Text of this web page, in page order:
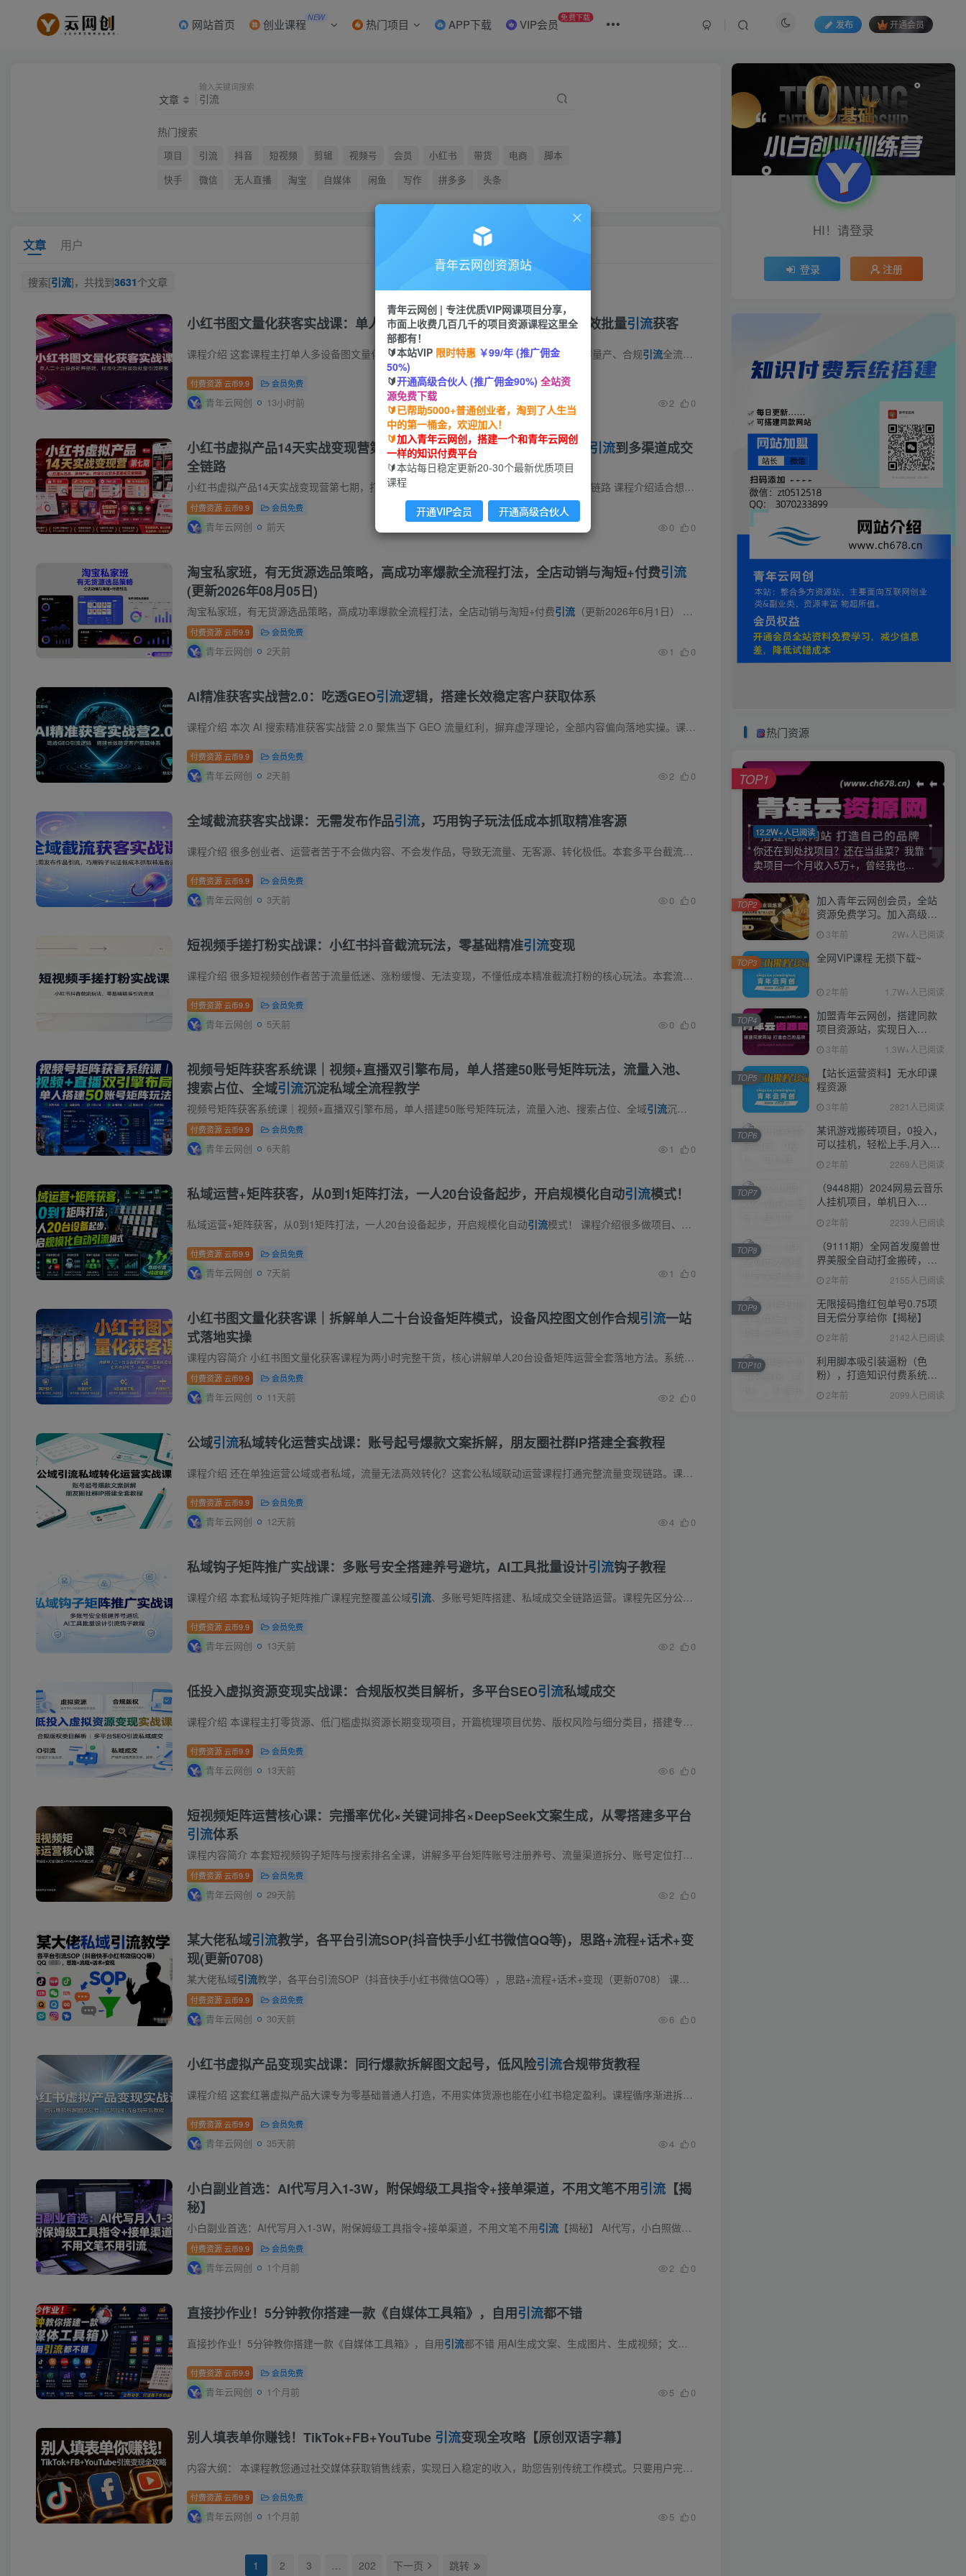
网站首页 创业课程 NEW 热门项目 APP下载 VIP会员 免费下载
发布 开通会员
文章
输入关键词搜索
热门搜索
项目 引流 抖音 短视频 剪辑 视频号 会员 小红书 带货 电商
脚本
快手
微信 无人直播 淘宝 自媒体 闲鱼 写作 拼多多 头条
文章 用户
搜索[引流]，共找到3631个文章
小红书图文量化获客实战课：单人二十台设备矩阵搭建，标准化流程高效批量引流获客
课程介绍 这套课程主打单人多设备图文量化获客模式，围绕账号矩阵搭建、风控养号、内容量产、合规引流全流程讲解落地方法。课程详细讲解单人 20 台设备矩阵搭建方案，普及一机一号一网络、手机 ...
付费资源 云币9.9 会员免费
青年云网创 13小时前 2 0
小红书虚拟产品14天实战变现营第七期，打通从选品、原创产品、内容 引流到多渠道成交
全链路
小红书虚拟产品14天实战变现营第七期，打通从选品、原创产品、内容 到多渠道成交全链路 课程介绍适合想依托小红书做轻资产虚拟产品、搭建个人变现赛道的普通人。整套体系以AI为核心生产力，...
付费资源 云币9.9 会员免费
青年云网创 前天 0 0
淘宝私家班，有无货源选品策略，高成功率爆款全流程打法，全店动销与淘短+付费引流
(更新2026年08月05日)
淘宝私家班，有无货源选品策略，高成功率爆款全流程打法，全店动销与淘短+付费引流 （更新2026年6月1日） 课程介绍：6月日重磅更新！：无界推广系统策略实操26年最值得学习的，实操拉满每节课都...
付费资源 云币9.9 会员免费
青年云网创 2天前 1 0
AI精准获客实战营2.0：吃透GEO引流逻辑，搭建长效稳定客户获取体系
课程介绍 本次 AI 搜索精准获客实战营 2.0 聚焦当下 GEO 流量红利，摒弃虚浮理论，全部内容偏向落地实操。课程先讲解 GEO 获客底层逻辑与窗口期优势，带领学员搭建专属品牌资料库，借助 AI 分析...
付费资源 云币9.9 会员免费
青年云网创 2天前 2 0
全域截流获客实战课：无需发布作品引流，巧用钩子玩法低成本抓取精准客源
课程介绍 很多创业者、运营者苦于不会做内容、不会发作品，导致无流量、无客源、转化极低。本套多平台截流获客课程主打零作品 引流，仅靠下钩子即可精准获客，全程实
付费资源 云币9.9 会员免费
青年云网创 3天前 0 0
短视频手搓打粉实战课：小红书抖音截流玩法，零基础精准引流变现
课程介绍 很多短视频创作者苦于流量低迷、涨粉缓慢、无法变现，不懂低成本精准截流打粉的核心玩法。本套流打粉手搓打法课程，覆盖小红书、抖音两大主流平台，系统化拆解手搓打粉、流量截流、爆...
付费资源 云币9.9 会员免费
青年云网创 5天前 0 0
视频号矩阵获客系统课｜视频+直播双引擎布局，单人搭建50账号矩阵玩法，流量入池、
搜索占位、全域引流沉淀私域全流程教学
视频号矩阵获客系统课｜视频+直播双引擎布局，单人搭建50账号矩阵玩法，流量入池、搜索占位、全域引流沉淀私域全流程教学 课程介绍多数从业者运营视频号只做单个账号，流量体量小、客源增长缓慢...
付费资源 云币9.9 会员免费
青年云网创 6天前 1 0
私域运营+矩阵获客，从0到1矩阵打法，一人20台设备起步，开启规模化自动引流模式！
私域运营+矩阵获客，从0到1矩阵打法，一人20台设备起步，开启规模化自动引流模式！ 课程介绍很多做项目、做私域、做引流的创业者，最大痛点永远是：流量太少、获客太慢、单人产出低、不会放大规...
付费资源 云币9.9 会员免费
青年云网创 7天前 1 0
小红书图文量化获客课｜拆解单人二十台设备矩阵模式，设备风控图文创作合规引流一站
式落地实操
课程内容简介 小红书图文量化获客课程为两小时完整干货，核心讲解单人20台设备矩阵运营全套落地方法。系统拆解一机一号一网络规范、手机5清、设备选型上号、账号网络隔离等风控操作，分享四种协...
付费资源 云币9.9 会员免费
青年云网创 11天前 2 0
公域引流私域转化运营实战课：账号起号爆款文案拆解，朋友圈社群IP搭建全套教程
课程介绍 还在单独运营公域或者私域，流量无法高效转化？这套公私域联动运营课程打通完整流量变现链路。课程先建立私域底层认知，讲解朋友圈 IP 塑造、社群维护与门店活动策划，分享运营复盘方...
付费资源 云币9.9 会员免费
青年云网创 12天前 4 0
私域钩子矩阵推广实战课：多账号安全搭建养号避坑，AI工具批量设计引流钩子教程
课程介绍 本套私域钩子矩阵推广课程完整覆盖公域引流、多账号矩阵搭建、私域成交全链路运营。课程先区分公域与私域流量价值，讲解三类私域账号布局、设备卡品准备、合规养号与免辅助注册方法，...
付费资源 云币9.9 会员免费
青年云网创 13天前 2 0
低投入虚拟资源变现实战课：合规版权类目解析，多平台SEO引流私域成交
课程介绍 本课程主打零货源、低门槛虚拟资源长期变现项目，开篇梳理项目优势、版权风险与细分类目，搭建专属资源售卖平台。课程完整教授全网需求关键词挖掘、热度分析，打造
付费资源 云币9.9 会员免费
青年云网创 13天前 6 0
短视频矩阵运营核心课：完播率优化×关键词排名×DeepSeek文案生成，从零搭建多平台
引流体系
课程内容简介 本套短视频钩子矩阵与搜索排名全课，讲解多平台矩阵账号注册养号、流量渠道拆分、账号定位打标签；系统教学关键词挖掘、选题筛选、AI批量生成改写文案、多类型视频剪辑制作，拆解...
付费资源 云币9.9 会员免费
青年云网创 29天前 2 0
某大佬私域引流教学，各平台引流SOP(抖音快手小红书微信QQ等)，思路+流程+话术+变
现(更新0708)
某大佬私域引流教学，各平台引流SOP（抖音快手小红书微信QQ等），思路+流程+话术+变现（更新0708） 课程内容：一、抖音私域引流方法1、抖音截流，适合新手的引流技巧!2、十分钟学会截流,日进几...
付费资源 云币9.9 会员免费
青年云网创 30天前 6 0
小红书虚拟产品变现实战课：同行爆款拆解图文起号，低风险引流合规带货教程
课程介绍 这套红薯虚拟产品大课专为零基础普通人打造，不用实体货源也能在小红书稳定盈利。课程循序渐进拆解虚拟资料完整运营逻辑，分享对标同行爆款的高效复刻思路，手把手教学新手第一篇
付费资源 云币9.9 会员免费
青年云网创 35天前 4 0
小白副业首选：AI代写月入1-3W，附保姆级工具指令+接单渠道，不用文笔不用引流 【揭
秘】
小白副业首选：AI代写月入1-3W，附保姆级工具指令+接单渠道，不用文笔不用引流 【揭秘】 AI代写，小白照做就能賺。不用文笔不用引流，工具指令全给你铺好。写文章、演讲稿、PPT，AI全自动出稿。...
付费资源 云币9.9 会员免费
青年云网创 1个月前 2 0
直接抄作业！5分钟教你搭建一款《自媒体工具箱》，自用引流都不错
直接抄作业！5分钟教你搭建一款《自媒体工具箱》，自用引流都不错 用AI生成文案、生成图片、生成视频；文字转语音、音色克隆、声音定制；短视频去水印、文案提取……我相信，做自媒体的，平时都...
付费资源 云币9.9 会员免费
青年云网创 1个月前 5 0
别人填表单你赚钱！TikTok+FB+YouTube 引流变现全攻略【原创双语字幕】
内容大纲： 本课程教您通过社交媒体获取销售线索，实现日入稳定的收入，助您告别传统工作模式。只要用户完成简单的注册或表单填写，您即可获得报酬。 课程将带您精准定位已有资金流动的优质细分...
付费资源 云币9.9 会员免费
青年云网创 1个月前 5 0
1 2 3 … 202 下一页 跳转
HI！请登录
登录 注册
热门资源
12.2W+人已阅读
你还在到处找项目？还在当韭菜？我靠
卖项目一个月收入5万+，曾经我也...
TOP1
加入青年云网创会员，全站
资源免费学习。加入高级合
伙人，推广日入1000+
3年前 2W+人已阅读
TOP2
全网VIP课程 无损下载~
2年前 1.7W+人已阅读
TOP3
加盟青年云网创，搭建同款
项目资源站，实现日入
2000+
3年前 1.3W+人已阅读
TOP4
【站长运营资料】无水印课
程资源
3年前 2821人已阅读
TOP5
某讯游戏搬砖项目，0投入，
可以挂机，轻松上手,月入
3000+上不封顶
2年前 2269人已阅读
TOP6
（9448期）2024网易云音乐
人挂机项目，单机日入
150+，无脑月入5000+
2年前 2239人已阅读
TOP7
（9111期）全网首发魔兽世
界美服全自动打金搬砖，日
入1000+，简单好操作，保
姆级教学
2年前 2155人已阅读
TOP8
无限接码撸红包单号0.75项
目无偿分享给你【揭秘】
2年前 2142人已阅读
TOP9
利用脚本吸引装逼粉（色
粉），打造知识付费系统，
附388元美女写真项目
2年前 2099人已阅读
TOP10
青年云网创资源站
青年云网创 | 专注优质VIP网课项目分享，
市面上收费几百几千的项目资源课程这里全
部都有！
🔰本站VIP 限时特惠 ￥99/年 (推广佣金
50%)
🔰开通高级合伙人 (推广佣金90%) 全站资
源免费下载
🔰已帮助5000+普通创业者，淘到了人生当
中的第一桶金，欢迎加入！
🔰加入青年云网创，搭建一个和青年云网创
一样的知识付费平台
🔰本站每日稳定更新20-30个最新优质项目
课程
开通VIP会员 开通高级合伙人